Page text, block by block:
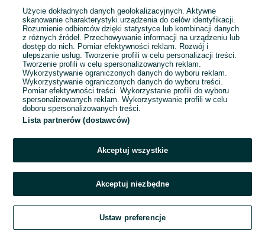
1 2 3 ... 140
Zadzwoń / SMS
Szukaj Obserwujesz Dodaj Czat Konto
Użycie dokładnych danych geolokalizacyjnych. Aktywne
skanowanie charakterystyki urządzenia do celów identyfikacji.
Rozumienie odbiorców dzięki statystyce lub kombinacji danych
z różnych źródeł. Przechowywanie informacji na urządzeniu lub
dostęp do nich. Pomiar efektywności reklam. Rozwój i
ulepszanie usług. Tworzenie profili w celu personalizacji treści.
Tworzenie profili w celu spersonalizowanych reklam.
Wykorzystywanie ograniczonych danych do wyboru reklam.
Wykorzystywanie ograniczonych danych do wyboru treści.
Pomiar efektywności treści. Wykorzystanie profili do wyboru
spersonalizowanych reklam. Wykorzystywanie profili w celu
doboru spersonalizowanych treści.
Lista partnerów (dostawców)
Akceptuj wszystkie
Akceptuj niezbędne
Ustaw preferencje